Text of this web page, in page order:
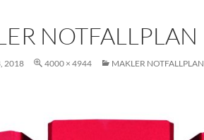
NOTFALLPLAN
2018 4000 × 4944 MAKLER NOTFALLPLAN